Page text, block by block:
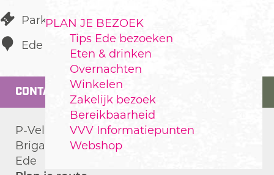
PLAN JE BEZOEK
Tips Ede bezoeken
Eten & drinken
Overnachten
Winkelen
Zakelijk bezoek
Bereikbaarheid
VVV Informatiepunten
Webshop
Parkeerplaats langs de weg
Ede
CONTACT
P-Veluwe Brigadelaan
Brigadelaan
Ede